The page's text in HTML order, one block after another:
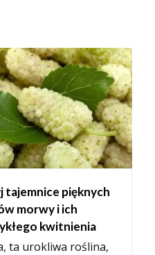
tajemnice pięknych
morwy i ich
kwitnienia
ta urokliwa roślina,